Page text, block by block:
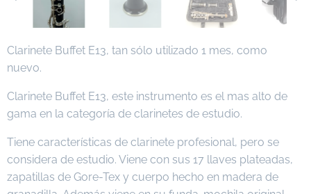
Clarinete Buffet E13, tan sólo utilizado 1 mes, como
nuevo.
Clarinete Buffet E13, este instrumento es el mas alto de
gama en la categoría de clarinetes de estudio.
Tiene características de clarinete profesional, pero se
considera de estudio. Viene con sus 17 llaves plateadas,
zapatillas de Gore-Tex y cuerpo hecho en madera de